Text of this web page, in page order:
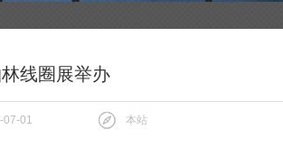
线圈展举办
07-01 本站